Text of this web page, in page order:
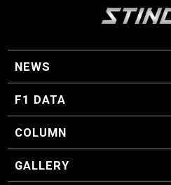
NEWS
F1 ニュース
F1 DATA
F1 日程
F1 データ
COLUMN
マイ・ワンダフル・サーキット
スクーデリア・一方通行
F1に燃え、ゴルフに泣く日々。
スティングくんの部屋
GALLERY